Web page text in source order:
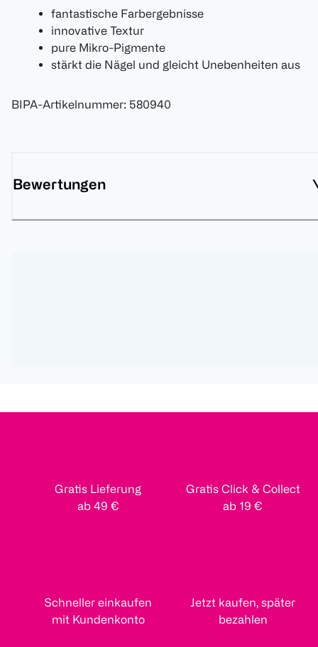
fantastische Farbergebnisse
innovative Textur
pure Mikro-Pigmente
stärkt die Nägel und gleicht Unebenheiten aus
BIPA-Artikelnummer: 580940
Bewertungen
Gratis Lieferung
ab 49 €
Gratis Click & Collect
ab 19 €
Schneller einkaufen
mit Kundenkonto
Jetzt kaufen, später
bezahlen